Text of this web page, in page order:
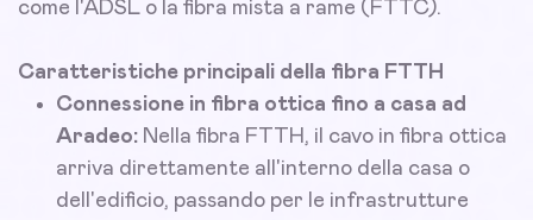
come l'ADSL o la fibra mista a rame (FTTC).
Caratteristiche principali della fibra FTTH
Connessione in fibra ottica fino a casa ad
Aradeo: Nella fibra FTTH, il cavo in fibra ottica
arriva direttamente all'interno della casa o
dell'edificio, passando per le infrastrutture